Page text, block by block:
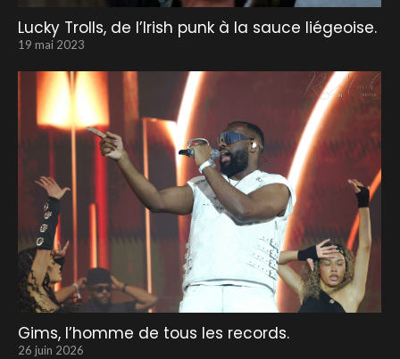
Lucky Trolls, de l’Irish punk à la sauce liégeoise.
19 mai 2023
Gims, l’homme de tous les records.
26 juin 2026